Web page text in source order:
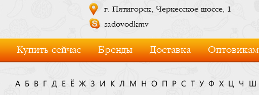
г. Пятигорск, Черкесское шоссе, 1
sadovodkmv
Купить сейчас Бренды Доставка Оптовикам
А Б В Г Д Е Ё Ж З И К Л М Н О П Р С Т У Ф Х Ч